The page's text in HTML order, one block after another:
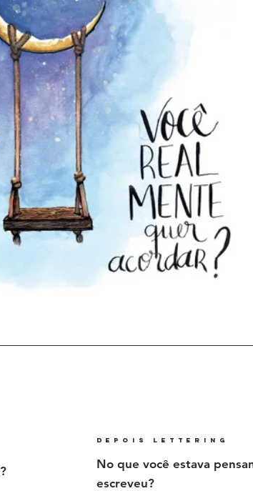
depois lettering
No que você estava
escreveu?